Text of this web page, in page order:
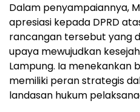
Dalam penyampaiannya,
apresiasi kepada DPRD
rancangan tersebut yang
upaya mewujudkan
Lampung. Ia menekankan
memiliki peran strategis
landasan hukum